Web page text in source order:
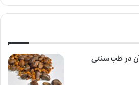
در طب سنتی